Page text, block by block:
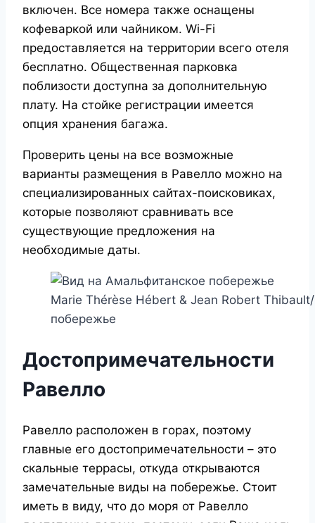
включен. Все номера также оснащены
кофеваркой или чайником. Wi-Fi
предоставляется на территории всего отеля
бесплатно. Общественная парковка
поблизости доступна за дополнительную
плату. На стойке регистрации имеется
опция хранения багажа.
Проверить цены на все возможные
варианты размещения в Равелло можно на
специализированных сайтах-поисковиках,
которые позволяют сравнивать все
существующие предложения на
необходимые даты.
Marie Thérèse Hébert & Jean Robert
побережье
Достопримечательности
Равелло
Равелло расположен в горах, поэтому
главные его достопримечательности – это
скальные террасы, откуда открываются
замечательные виды на побережье. Стоит
иметь в виду, что до моря от Равелло